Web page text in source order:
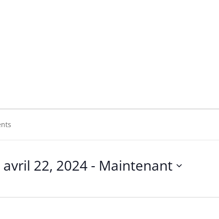
avril 22, 2024 - Maintenant